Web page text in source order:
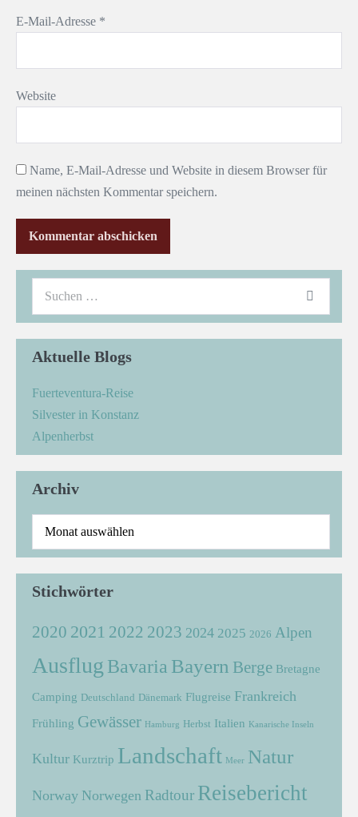
E-Mail-Adresse *
Website
Name, E-Mail-Adresse und Website in diesem Browser für
meinen nächsten Kommentar speichern.
Aktuelle Blogs
Fuerteventura-Reise
Silvester in Konstanz
Alpenherbst
Archiv
Stichwörter
2020 2021 2022 2023 2024 2025 2026 Alpen
Ausflug Bavaria Bayern Berge Bretagne
Camping Deutschland Dänemark Flugreise Frankreich
Frühling Gewässer Hamburg Herbst Italien Kanarische Inseln
Kultur Kurztrip Landschaft Meer Natur
Norway Norwegen Radtour Reisebericht